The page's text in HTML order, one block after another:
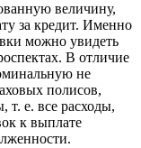
величину,
за кредит. Именно
можно увидеть
В отличие
не
полисов,
т. е. все расходы,
к выплате